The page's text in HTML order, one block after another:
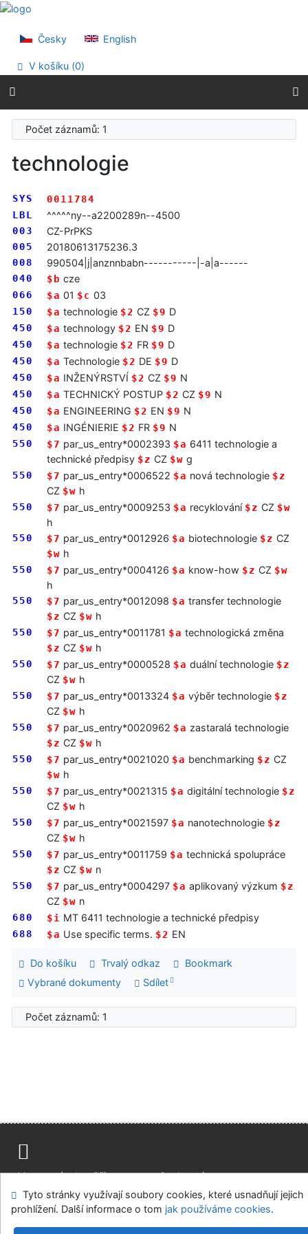
Přejít na obsah
Prohlášení o webové přístupnosti
Česky English
V košíku (0)
Počet záznamů: 1
technologie
SYS
0011784
LBL
^^^^^ny--a2200289n--4500
003 CZ-PrPKS
005 20180613175236.3
008 990504|j|anznnbabn-----------|-a|a------
040 $b cze
066 $a 01 $c 03
150 $a technologie $2 CZ $9 D
450 $a technology $2 EN $9 D
450 $a technologie $2 FR $9 D
450 $a Technologie $2 DE $9 D
450 $a INŽENÝRSTVÍ $2 CZ $9 N
450 $a TECHNICKÝ POSTUP $2 CZ $9 N
450 $a ENGINEERING $2 EN $9 N
450 $a INGÉNIERIE $2 FR $9 N
550 $7 par_us_entry*0002393 $a 6411 technologie a
technické předpisy $z CZ $w g
550 $7 par_us_entry*0006522 $a nová technologie $z
CZ $w h
550 $7 par_us_entry*0009253 $a recyklování $z CZ $w
h
550 $7 par_us_entry*0012926 $a biotechnologie $z CZ
$w h
550 $7 par_us_entry*0004126 $a know-how $z CZ $w
h
550 $7 par_us_entry*0012098 $a transfer technologie
$z CZ $w h
550 $7 par_us_entry*0011781 $a technologická změna
$z CZ $w h
550 $7 par_us_entry*0000528 $a duální technologie $z
CZ $w h
550 $7 par_us_entry*0013324 $a výběr technologie $z
CZ $w h
550 $7 par_us_entry*0020962 $a zastaralá technologie
$z CZ $w h
550 $7 par_us_entry*0021020 $a benchmarking $z CZ
$w h
550 $7 par_us_entry*0021315 $a digitální technologie $z
CZ $w h
550 $7 par_us_entry*0021597 $a nanotechnologie $z
CZ $w h
550 $7 par_us_entry*0011759 $a technická spolupráce
$z CZ $w n
550 $7 par_us_entry*0004297 $a aplikovaný výzkum $z
CZ $w n
680 $i MT 6411 technologie a technické předpisy
688 $a Use specific terms. $2 EN
Do košíku Trvalý odkaz
Bookmark
Vybrané dokumenty
Sdílet
Počet záznamů: 1
Mapa stránek Přístupnost
Soukromí
Modul OpenSearch
Napište nám Nastavení cookies
Parlamentní knihovna České republiky
Tyto stránky využívají soubory cookies, které usnadňují jejich
prohlížení. Další informace o tom jak používáme cookies.